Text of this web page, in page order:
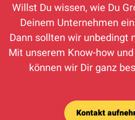
Willst Du wissen, wie Du
Deinem Unternehmen
Dann sollten wir unbedingt
Mit unserem Know-how
können wir Dir ganz
Kontakt